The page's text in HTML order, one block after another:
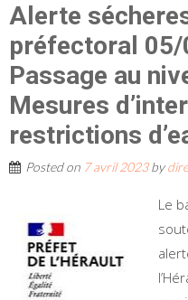
Alerte
préfectoral
Passage au
Mesures
restrictions
Posted on 7 avril 2023by
Le